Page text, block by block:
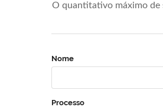
O quantitativo máximo de
Nome
Processo